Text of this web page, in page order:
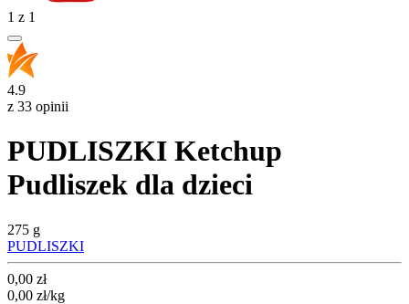
1 z 1
4.9
z 33 opinii
PUDLISZKI Ketchup
Pudliszek dla dzieci
275 g
PUDLISZKI
Cena
0,00 zł
0,00 zł/kg